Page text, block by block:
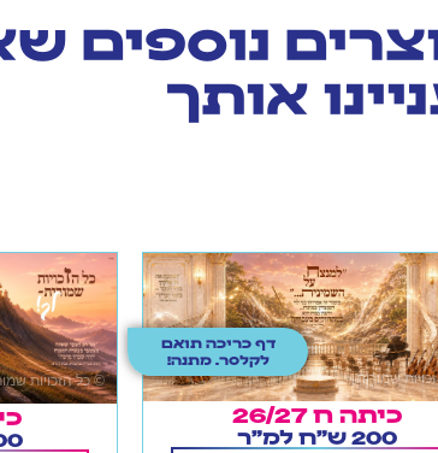
נוספים
אותך
דף כריכה תואם
לקלסר. מתנה!
כיתה ח 26/27
200 ש"ח למ"ר 200